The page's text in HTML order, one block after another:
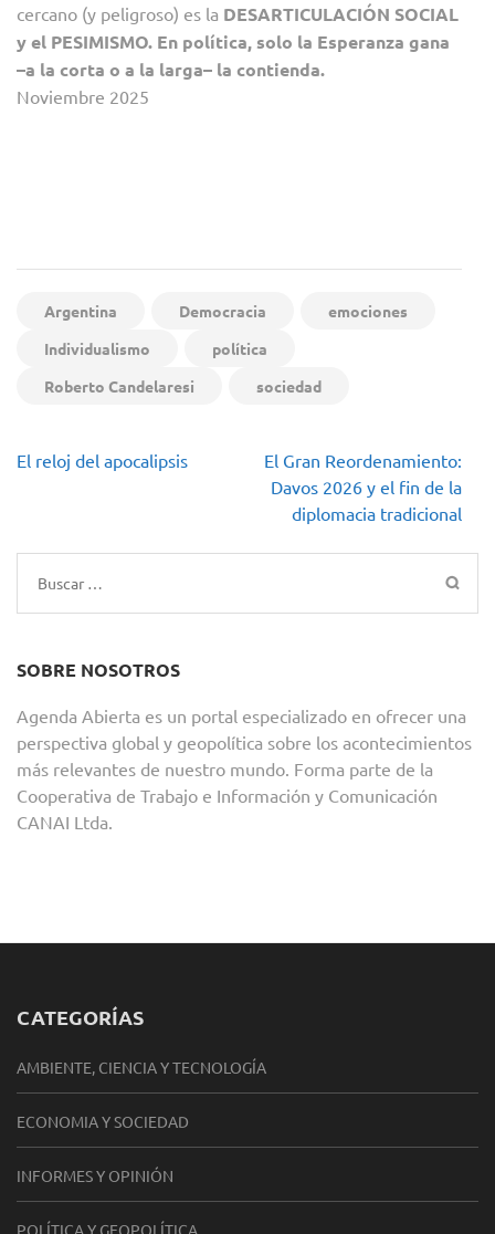
cercano (y peligroso) es la DESARTICULACIÓN SOCIAL
y el PESIMISMO. En política, solo la Esperanza gana
–a la corta o a la larga– la contienda.
Noviembre 2025
Argentina Democracia
emociones
Individualismo
política
Roberto Candelaresi
sociedad
Navegación
El reloj del apocalipsis
El Gran Reordenamiento:
Davos 2026 y el fin de la
diplomacia tradicional
Buscar:
SOBRE NOSOTROS
Agenda Abierta es un portal especializado en ofrecer una
perspectiva global y geopolítica sobre los acontecimientos
más relevantes de nuestro mundo. Forma parte de la
Cooperativa de Trabajo e Información y Comunicación
CANAI Ltda.
CATEGORÍAS
AMBIENTE, CIENCIA Y TECNOLOGÍA
ECONOMIA Y SOCIEDAD
INFORMES Y OPINIÓN
POLÍTICA Y GEOPOLÍTICA